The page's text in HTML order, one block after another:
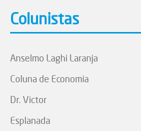
Colunistas
Anselmo Laghi Laranja
Coluna de Economia
Dr. Victor
Esplanada